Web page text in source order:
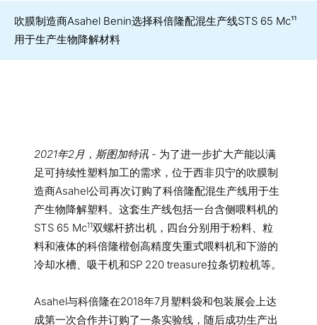
吹膜制造商Asahel Benin选择科倍隆配混生产线STS 65 Mc¹¹
用于生产生物降解材料
2021年2月 ， 斯图加特讯 - 为了进一步扩大产能以满
足可持续性塑料加工的需求，位于西非贝宁的吹膜制
造商Asahel公司再次订购了科倍隆配混生产线用于生
产生物降解塑料。这套生产线包括一台含侧喂料机的
STS 65 Mc11双螺杆挤出机，四台分别用于粉料、粒
料和液体的科倍隆楷创高精度失重式喂料机和下游的
冷却水槽、吸干机和SP 220 treasure拉条切粒机等。
Asahel与科倍隆在2018年7月塑料袋和包装展会上达
成第一次合作并订购了一条实验线，随后成功生产出